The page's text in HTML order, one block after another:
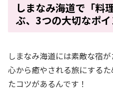
しまなみ海道で「料
ぶ、3つの大切なポイ
しまなみ海道には素敵な宿
心から癒やされる旅にする
たコツがあるんです！